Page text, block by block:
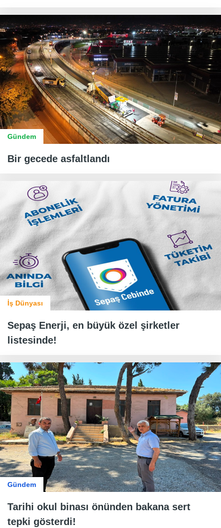
Gündem
Bir gecede asfaltlandı
İş Dünyası
Sepaş Enerji, en büyük özel şirketler
listesinde!
Gündem
Tarihi okul binası önünden bakana sert
tepki gösterdi!